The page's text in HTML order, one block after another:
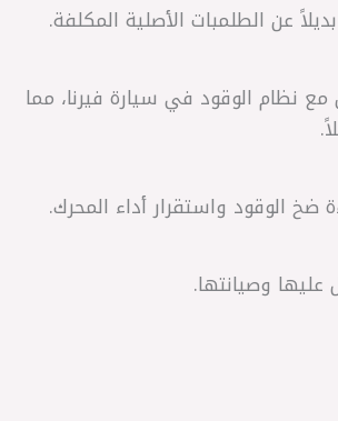
مع نظام الوقود في سيارة فيرنا، مما